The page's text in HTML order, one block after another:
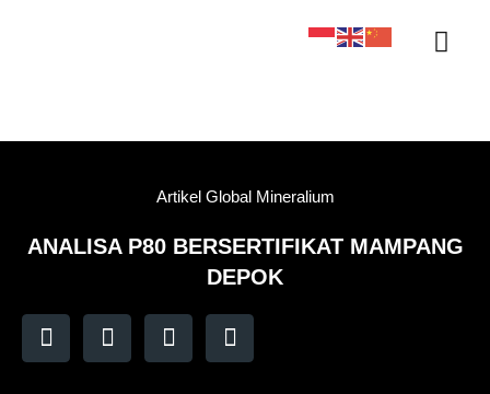
Artikel Global Mineralium
ANALISA P80 BERSERTIFIKAT MAMPANG
DEPOK